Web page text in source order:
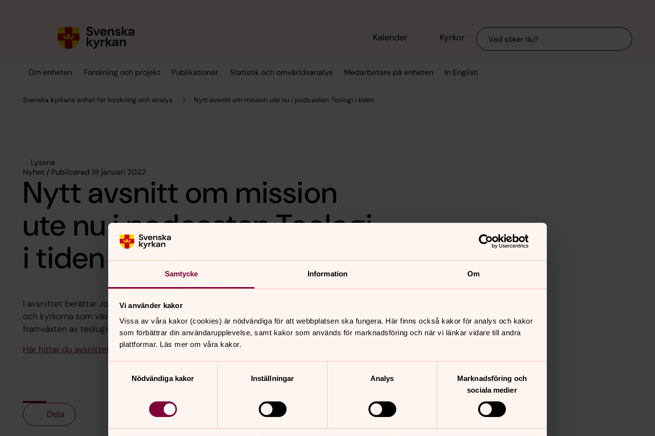
Samtycke Information Om
Vi använder kakor
Vissa av våra kakor (cookies) är nödvändiga för att webbplatsen ska fungera. Här finns också kakor för analys och kakor
som förbättrar din användarupplevelse, samt kakor som används för marknadsföring och när vi länkar vidare till andra
plattformar. Läs mer om våra kakor.
Nödvändiga kakor
Inställningar Analys
Marknadsföring och
sociala medier
Kalender Kyrkor Sök
Om enheten Forskning och projekt Publikationer Statistik och omvärldsanalys Medarbetare på enheten In English
Svenska kyrkans enhet för forskning och analys Nytt avsnitt om mission ute nu i podcasten Teologi i tiden
Lyssna
Nyhet / Publicerad 19 januari 2022
Nytt avsnitt om mission
ute nu i podcasten Teologi
i tiden
I avsnittet berättar Johannes Zeiler om den nyligen utgivna antologin ”Svensk mission
och kyrkorna som växt fram”, särskilt om det kapitel som han har skrivit som handlar om
framväxten av teologisk utbildning i det globala syd.
Här hittar du avsnittet.
Dela